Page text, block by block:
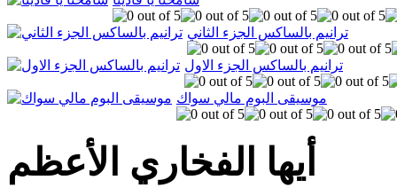
ترانيم بالساكس الجزء الثاني
ترانيم بالساكس الجزء الاول
موسيقى البوم مالي سواك
أيها الفخاري الأعظم